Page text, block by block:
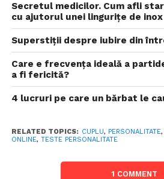
Secretul medicilor. Cum afli
cu ajutorul unei lingurițe de inox
Superstiții despre iubire din
Care e frecvența ideală a
a fi fericită?
4 lucruri pe care un bărbat le
RELATED TOPICS: CUPLU, PERSONALITATE,
ONLINE, TESTE PERSONALITATE
1 COMMENT